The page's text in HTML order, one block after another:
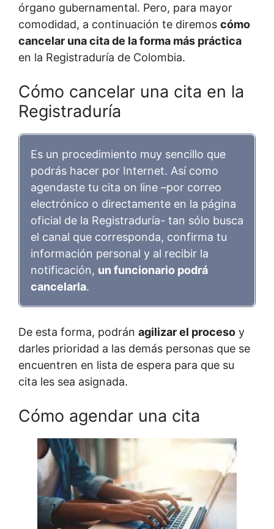
órgano gubernamental. Pero, para mayor
comodidad, a continuación te diremos cómo
cancelar una cita de la forma más práctica
en la Registraduría de Colombia.
Cómo cancelar una cita en la
Registraduría
Es un procedimiento muy sencillo que
podrás hacer por Internet. Así como
agendaste tu cita on line –por correo
electrónico o directamente en la página
oficial de la Registraduría- tan sólo busca
el canal que corresponda, confirma tu
información personal y al recibir la
notificación, un funcionario podrá
cancelarla.
De esta forma, podrán agilizar el proceso y
darles prioridad a las demás personas que se
encuentren en lista de espera para que su
cita les sea asignada.
Cómo agendar una cita